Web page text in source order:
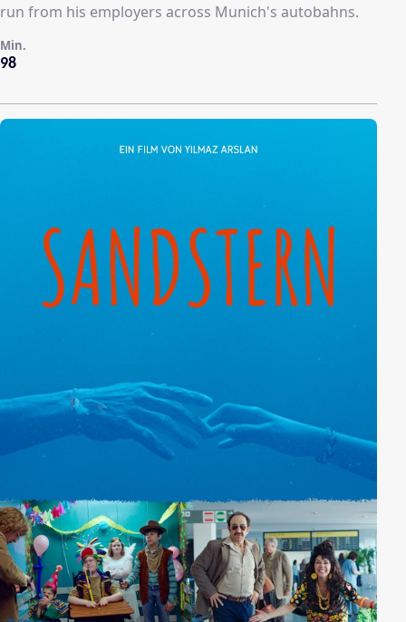
run from his employers across Munich's autobahns.
98
Min.